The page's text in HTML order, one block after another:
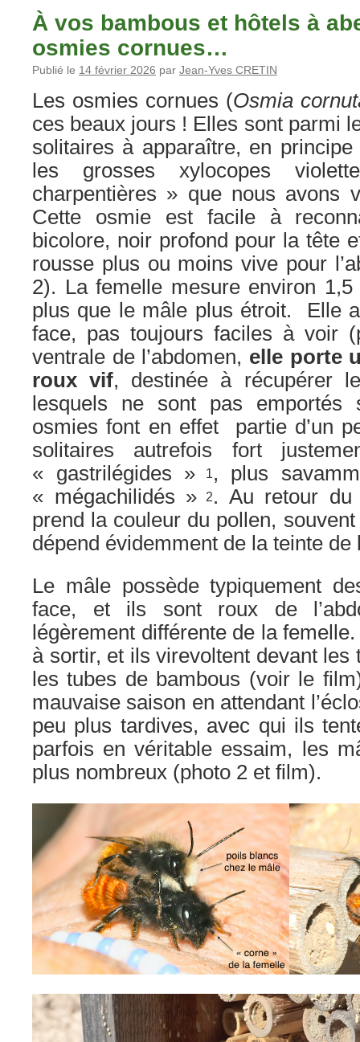
À vos bambous et hôtels à
osmies cornues…
Publié le 14 février 2026 par Jean-Yves CRETIN
Les osmies cornues (Osmia
ces beaux jours ! Elles sont parmi
solitaires à apparaître, en
les grosses xylocopes
charpentières » que nous avons
Cette osmie est facile à
bicolore, noir profond pour la tête
rousse plus ou moins vive pour
2). La femelle mesure environ
plus que le mâle plus étroit. Elle
face, pas toujours faciles à voir
ventrale de l’abdomen, elle porte
roux vif, destinée à récupérer
lesquels ne sont pas
osmies font en effet partie d’un
solitaires autrefois fort
« gastrilégides » 1, plus
« mégachilidés » 2. Au retour du
prend la couleur du pollen,
dépend évidemment de la teinte de
Le mâle possède typiquement
face, et ils sont roux de
légèrement différente de la
à sortir, et ils virevoltent devant les
les tubes de bambous (voir le
mauvaise saison en attendant
peu plus tardives, avec qui ils
parfois en véritable essaim, les
plus nombreux (photo 2 et film).